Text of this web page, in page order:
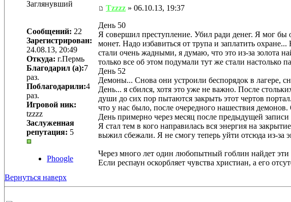
Заглянувший
Сообщений: 22
Зарегистрирован:
24.08.13, 20:49
Откуда: г.Пермь
Благодарил (а):7
раз.
Поблагодарили:4
раз.
Игровой ник:
tzzzz
Заслуженная
репутация: 5
Phoogle
Tzzzz » 06.10.13, 19:37
День 50
Я совершил преступление. Убил ради денег. Я мог бы
монет. Надо избавиться от трупа и заплатить
стали очень жадными, я думаю, что это из-за золота
только все об этом подумали тут же стали настолько
День 52
Демоны... Снова они устроили беспорядок в лагере,
День... я сбился, хотя это уже не важно. После
души до сих пор пытаются закрыть этот чертов
что у нас было, после очередного нашествия
День примерно через месяц после предыдущей записи
Я стал тем в кого направилась вся энергия на
выжил сбежали. Я не смогу теперь уйти отсюда из-за
Через много лет один любопытный гоблин найдет
Если респаун оскорбляет чувства христиан, а его
Вернуться наверх